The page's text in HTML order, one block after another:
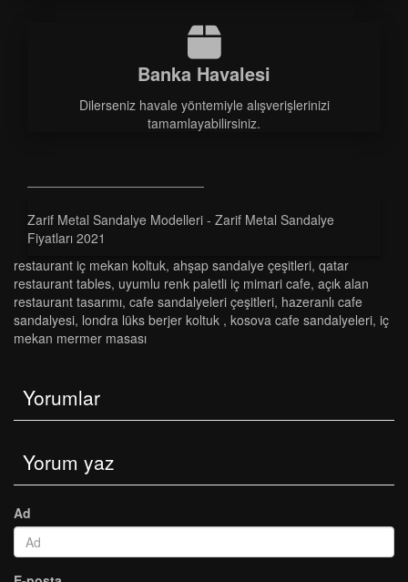
Banka Havalesi
Dilerseniz havale yöntemiyle alışverişlerinizi
tamamlayabilirsiniz.
Zarif Metal Sandalye Modelleri - Zarif Metal Sandalye
Fiyatları 2021
restaurant i̇ç mekan koltuk, ahşap sandalye çeşitleri, qatar
restaurant tables, uyumlu renk paletli i̇ç mimari cafe, açık alan
restaurant tasarımı, cafe sandalyeleri çeşitleri, hazeranlı cafe
sandalyesi, londra lüks berjer koltuk , kosova cafe sandalyeleri, i̇ç
mekan mermer masası
Yorumlar
Yorum yaz
Ad